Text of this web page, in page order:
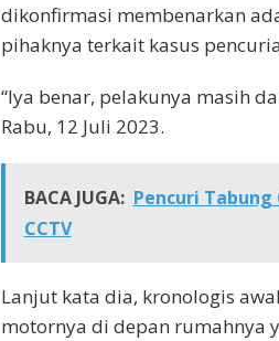
dikonfirmasi membenarkan
pihaknya terkait kasus
“Iya benar, pelakunya masih
Rabu, 12 Juli 2023.
BACA JUGA: Pencuri
CCTV
Lanjut kata dia, kronologis
motornya di depan rumahnya